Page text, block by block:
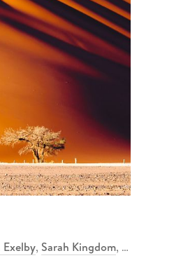
, Sarah Kingdom,